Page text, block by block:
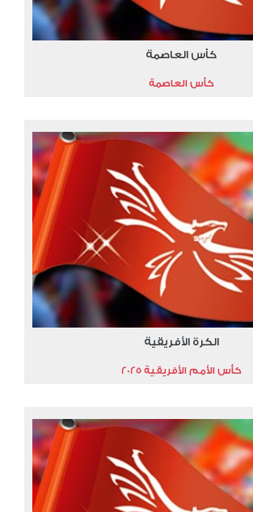
كأس العاصمة
كأس العاصمة
الكرة الأفريقية
كأس الأمم الأفريقية 2025